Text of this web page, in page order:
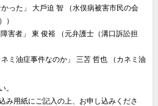
った」 ⼤⼾迫 智 （⽔俣病被害市⺠の会
）
障害者」 東 俊裕 （元弁護士（溝口訴訟担
ミ油症事件なのか」 三苫 哲也 （カネミ油
。
み用紙にご記入の上、お申し込みくださ